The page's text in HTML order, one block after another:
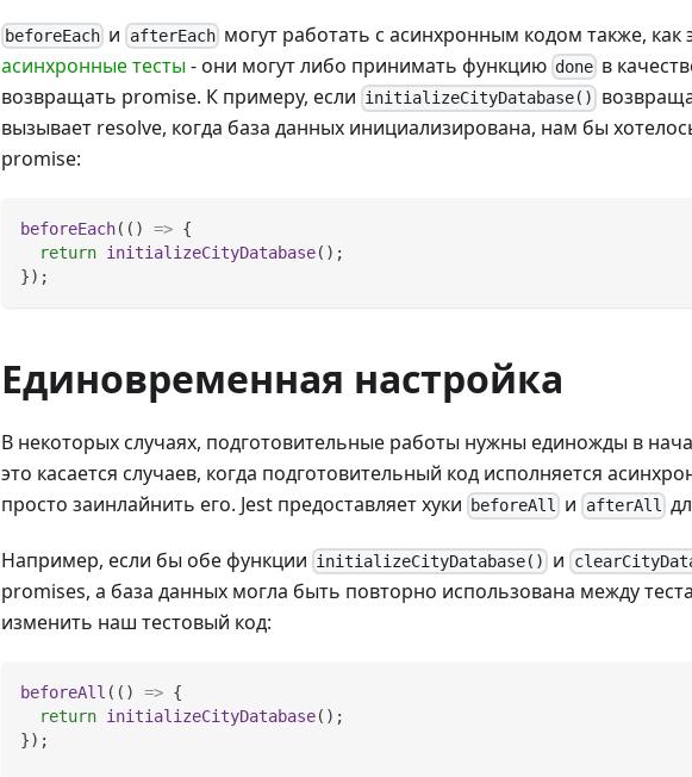
beforeEach и afterEachмогут работать с асинхронным кодом также, как
асинхронные тесты - они могут либо принимать функцию done в
возвращать promise. К примеру, если initializeCityDatabase()
вызывает resolve, когда база данных инициализирована, нам бы
promise:
beforeEach( ( ) => {
return initializeCityDatabase( ) ;
}) ;
Единовременная настройка
В некоторых случаях, подготовительные работы нужны единожды в
это касается случаев, когда подготовительный код исполняется
просто заинлайнить его. Jest предоставляет хуки
beforeAll и afterAll
Например, если бы обе функции initializeCityDatabase() и
promises, а база данных могла быть повторно использована между
изменить наш тестовый код:
beforeAll ( ( ) => {
return initializeCityDatabase( ) ;
}) ;